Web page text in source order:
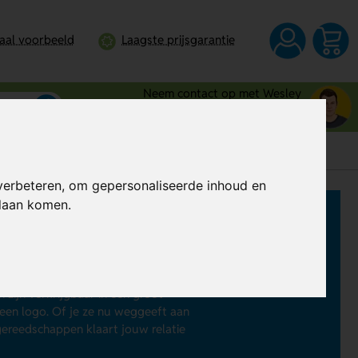
om gepersonaliseerde inhoud en
komen.
voorbeeld Laagste prijsgarantie
Neem contact op met Wesley
logo. Of je ze nu weggeeft aan
klaart jouw relatie